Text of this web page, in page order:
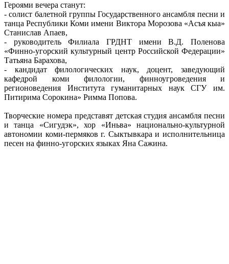
Героями вечера станут:
- солист балетной группы Государственного ансамбля песни и
танца Республики Коми имени Виктора Морозова «Асъя кыа»
Станислав Апаев,
- руководитель Филиала ГРДНТ имени В.Д. Поленова
«Финно-угорский культурный центр Российской Федерации»
Татьяна Барахова,
- кандидат филологических наук, доцент, заведующий
кафедрой коми филологии, финноугроведения и
регионоведения Института гуманитарных наук СГУ им.
Питирима Сорокина» Римма Попова.
Творческие номера представят детская студия ансамбля песни
и танца «Сигудэк», хор «Иньва» национально-культурной
автономии коми-пермяков г. Сыктывкара и исполнительница
песен на финно-угорских языках Яна Сажина.